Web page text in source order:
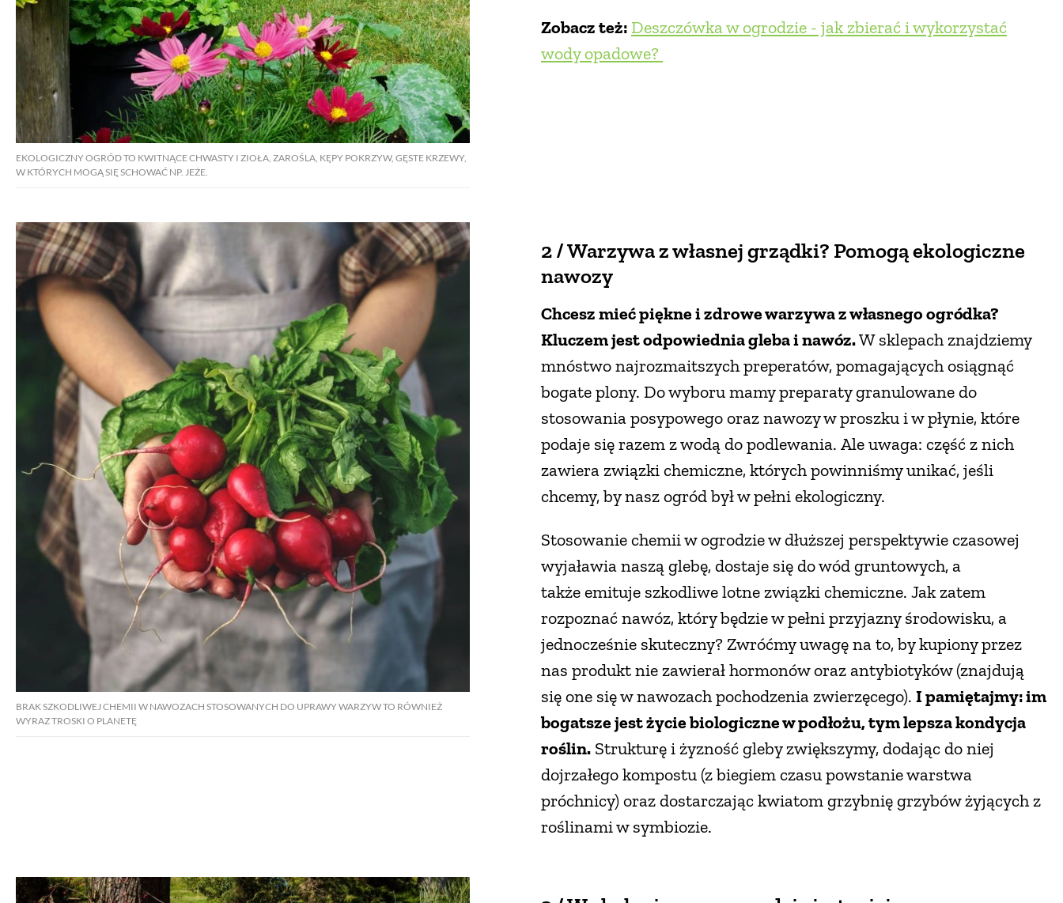
EKOLOGICZNY OGRÓD TO KWITNĄCE CHWASTY I ZIOŁA, ZAROŚLA, KĘPY POKRZYW, GĘSTE KRZEWY,
W KTÓRYCH MOGĄ SIĘ SCHOWAĆ NP. JEŻE.
Zobacz też: Deszczówka w ogrodzie - jak zbierać i wykorzystać
wody opadowe?
BRAK SZKODLIWEJ CHEMII W NAWOZACH STOSOWANYCH DO UPRAWY WARZYW TO RÓWNIEŻ
WYRAZ TROSKI O PLANETĘ
2 / Warzywa z własnej grządki? Pomogą ekologiczne
nawozy
Chcesz mieć piękne i zdrowe warzywa z własnego ogródka?
Kluczem jest odpowiednia gleba i nawóz.W sklepach znajdziemy
mnóstwo najrozmaitszych preperatów, pomagających osiągnąć
bogate plony. Do wyboru mamy preparaty granulowane do
stosowania posypowego oraz nawozy w proszku i w płynie, które
podaje się razem z wodą do podlewania. Ale uwaga: część z nich
zawiera związki chemiczne, których powinniśmy unikać, jeśli
chcemy, by nasz ogród był w pełni ekologiczny.
Stosowanie chemii w ogrodzie w dłuższej perspektywie czasowej
wyjaławia naszą glebę, dostaje się do wód gruntowych, a
także emituje szkodliwe lotne związki chemiczne. Jak zatem
rozpoznać nawóz, który będzie w pełni przyjazny środowisku, a
jednocześnie skuteczny? Zwróćmy uwagę na to, by kupiony przez
nas produkt nie zawierał hormonów oraz antybiotyków (znajdują
się one się w nawozach pochodzenia zwierzęcego). I pamiętajmy: im
bogatsze jest życie biologiczne w podłożu, tym lepsza kondycja
roślin. Strukturę i żyzność gleby zwiększymy, dodając do niej
dojrzałego kompostu (z biegiem czasu powstanie warstwa
próchnicy) oraz dostarczając kwiatom grzybnię grzybów żyjących z
roślinami w symbiozie.